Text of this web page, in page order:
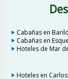
Cabañas en
Cabañas en
Hoteles de Mar
Hoteles en